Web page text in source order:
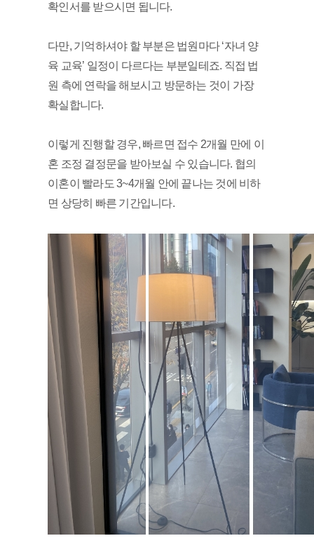
확인서를 받으시면 됩니다.
다만, 기억하셔야 할 부분은 법원마다 ‘자녀 양
육 교육’ 일정이 다르다는 부분일테죠. 직접 법
원 측에 연락을 해보시고 방문하는 것이 가장
확실합니다.
이렇게 진행할 경우, 빠르면 접수 2개월 만에 이
혼 조정 결정문을 받아보실 수 있습니다. 협의
이혼이 빨라도 3~4개월 안에 끝나는 것에 비하
면 상당히 빠른 기간입니다.